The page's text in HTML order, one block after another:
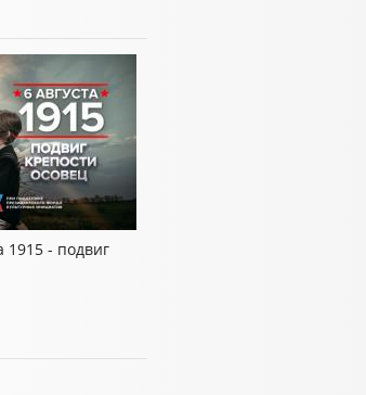
1915 - подвиг